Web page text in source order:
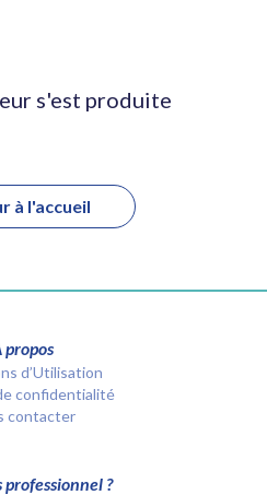
s'est produite
à l'accueil
propos
d’Utilisation
confidentialité
contacter
professionnel ?